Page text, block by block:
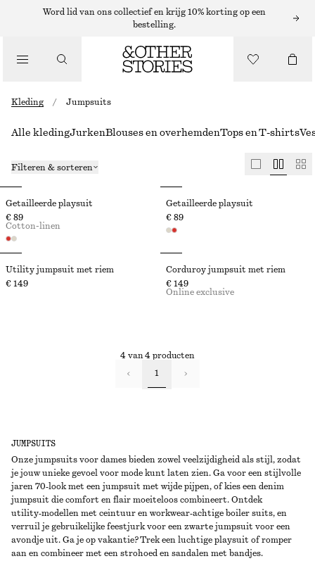
Word lid van ons collectief en krijg 10% korting op een
bestelling.
Kleding / Jumpsuits
JUMPSUITS
Onze jumpsuits voor dames bieden zowel veelzijdigheid als stijl, zodat
je jouw unieke gevoel voor mode kunt laten zien. Ga voor een stijlvolle
jaren 70‑look met een jumpsuit met wijde pijpen, of kies een denim
jumpsuit die comfort en flair moeiteloos combineert. Ontdek
utility‑modellen met ceintuur en workwear‑achtige boiler suits, en
verruil je gebruikelijke feestjurk voor een zwarte jumpsuit voor een
avondje uit. Ga je op vakantie? Trek een luchtige playsuit of romper
aan en combineer met een strohoed en sandalen met bandjes.
Alle kledingJurkenBlouses en overhemdenTops en T-shirts
Filteren & sorteren
Getailleerde playsuit
€ 89
Cotton-linen
Getailleerde playsuit
€ 89
Utility jumpsuit met riem
€ 149
Corduroy jumpsuit met riem
€ 149
Online exclusive
4 van 4 producten
1